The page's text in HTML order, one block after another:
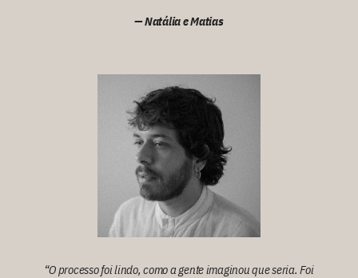
— Natália e Matias
“O processo foi lindo, como a gente imaginou que seria. Foi